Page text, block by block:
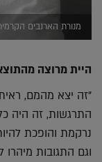
מנורת הארנבים
היית מרוצה
"זה יצא מהמם,
התרגשות, זה היה
נרקמת והופכת